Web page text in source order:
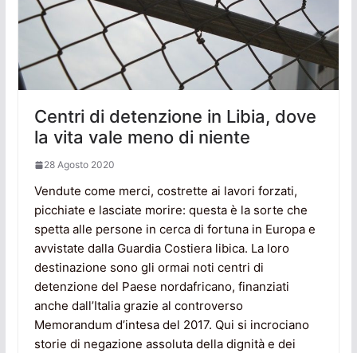
Centri di detenzione in Libia, dove
la vita vale meno di niente
28 Agosto 2020
Vendute come merci, costrette ai lavori forzati,
picchiate e lasciate morire: questa è la sorte che
spetta alle persone in cerca di fortuna in Europa e
avvistate dalla Guardia Costiera libica. La loro
destinazione sono gli ormai noti centri di
detenzione del Paese nordafricano, finanziati
anche dall’Italia grazie al controverso
Memorandum d’intesa del 2017. Qui si incrociano
storie di negazione assoluta della dignità e dei